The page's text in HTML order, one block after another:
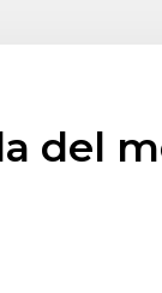
del